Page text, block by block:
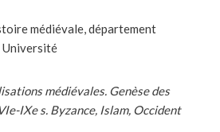
médiévale, département
Université
médiévales. Genèse des
IXe s. Byzance, Islam, Occident